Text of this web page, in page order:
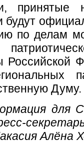
принятые
будут
по делам
Думу.
для
Алёна